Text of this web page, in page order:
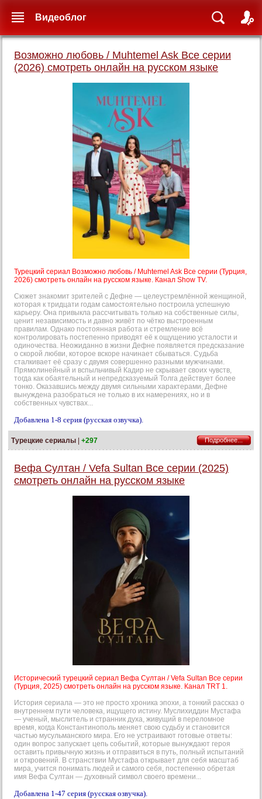
Возможно любовь / Muhtemel Ask Все серии
(2026) смотреть онлайн на русском языке
Турецкий сериал Возможно любовь / Muhtemel Ask Все серии (Турция,
2026) смотреть онлайн на русском языке. Канал Show TV.
Сюжет знакомит зрителей с Дефне — целеустремлённой женщиной,
которая к тридцати годам самостоятельно построила успешную
карьеру. Она привыкла рассчитывать только на собственные силы,
ценит независимость и давно живёт по чётко выстроенным
правилам. Однако постоянная работа и стремление всё
контролировать постепенно приводят её к ощущению усталости и
одиночества. Неожиданно в жизни Дефне появляется предсказание
о скорой любви, которое вскоре начинает сбываться. Судьба
сталкивает её сразу с двумя совершенно разными мужчинами.
Прямолинейный и вспыльчивый Кадир не скрывает своих чувств,
тогда как обаятельный и непредсказуемый Толга действует более
тонко. Оказавшись между двумя сильными характерами, Дефне
вынуждена разобраться не только в их намерениях, но и в
собственных чувствах...
Добавлена 1-8 серия (русская озвучка).
Турецкие сериалы +297 Подробнее...
Вефа Султан / Vefa Sultan Все серии (2025)
смотреть онлайн на русском языке
Исторический турецкий сериал Вефа Султан / Vefa Sultan Все серии
(Турция, 2025) смотреть онлайн на русском языке. Канал TRT 1.
История сериала — это не просто хроника эпохи, а тонкий рассказ о
внутреннем пути человека, ищущего истину. Муслихиддин Мустафа
— ученый, мыслитель и странник духа, живущий в переломное
время, когда Константинополь меняет свою судьбу и становится
частью мусульманского мира. Его не устраивают готовые ответы:
один вопрос запускает цепь событий, которые вынуждают героя
оставить привычную жизнь и отправиться в путь, полный испытаний
и откровений. В странствии Мустафа открывает для себя масштаб
мира, учится понимать людей и самого себя, постепенно обретая
имя Вефа Султан — духовный символ своего времени...
Добавлена 1-47 серия (русская озвучка).
Видеоблог